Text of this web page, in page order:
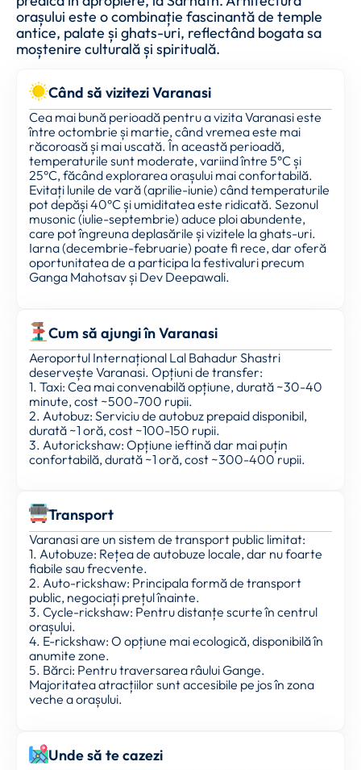
orașului este o combinație fascinantă de temple
antice, palate și ghats-uri, reflectând bogata sa
moștenire culturală și spirituală.
Când să vizitezi Varanasi
Cea mai bună perioadă pentru a vizita Varanasi este
între octombrie și martie, când vremea este mai
răcoroasă și mai uscată. În această perioadă,
temperaturile sunt moderate, variind între 5°C și
25°C, făcând explorarea orașului mai confortabilă.
Evitați lunile de vară (aprilie-iunie) când temperaturile
pot depăși 40°C și umiditatea este ridicată. Sezonul
musonic (iulie-septembrie) aduce ploi abundente,
care pot îngreuna deplasările și vizitele la ghats-uri.
Iarna (decembrie-februarie) poate fi rece, dar oferă
oportunitatea de a participa la festivaluri precum
Ganga Mahotsav și Dev Deepawali.
Cum să ajungi în Varanasi
Aeroportul Internațional Lal Bahadur Shastri
deservește Varanasi. Opțiuni de transfer:
1. Taxi: Cea mai convenabilă opțiune, durată ~30-40
minute, cost ~500-700 rupii.
2. Autobuz: Serviciu de autobuz prepaid disponibil,
durată ~1 oră, cost ~100-150 rupii.
3. Autorickshaw: Opțiune ieftină dar mai puțin
confortabilă, durată ~1 oră, cost ~300-400 rupii.
Transport
Varanasi are un sistem de transport public limitat:
1. Autobuze: Rețea de autobuze locale, dar nu foarte
fiabile sau frecvente.
2. Auto-rickshaw: Principala formă de transport
public, negociați prețul înainte.
3. Cycle-rickshaw: Pentru distanțe scurte în centrul
orașului.
4. E-rickshaw: O opțiune mai ecologică, disponibilă în
anumite zone.
5. Bărci: Pentru traversarea râului Gange.
Majoritatea atracțiilor sunt accesibile pe jos în zona
veche a orașului.
Unde să te cazezi